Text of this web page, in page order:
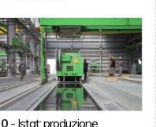
0 - Istat: produzione